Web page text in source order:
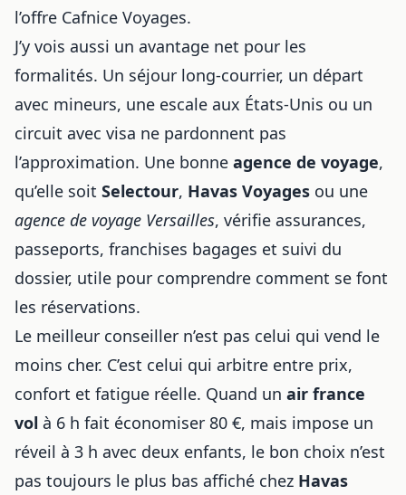
l’offre Cafnice Voyages.
J’y vois aussi un avantage net pour les
formalités. Un séjour long-courrier, un départ
avec mineurs, une escale aux États-Unis ou un
circuit avec visa ne pardonnent pas
l’approximation. Une bonne agence de voyage,
qu’elle soit Selectour, Havas Voyages ou une
agence de voyage Versailles, vérifie assurances,
passeports, franchises bagages et suivi du
dossier, utile pour comprendre comment se font
les réservations.
Le meilleur conseiller n’est pas celui qui vend le
moins cher. C’est celui qui arbitre entre prix,
confort et fatigue réelle. Quand un air france
vol à 6 h fait économiser 80 €, mais impose un
réveil à 3 h avec deux enfants, le bon choix n’est
pas toujours le plus bas affiché chez Havas